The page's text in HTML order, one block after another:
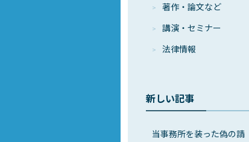
著作・論⽂など
講演・セミナー
法律情報
新しい記事
当事務所を装った偽の請